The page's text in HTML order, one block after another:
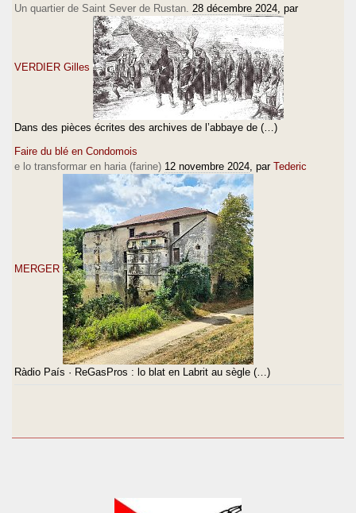
Un quartier de Saint Sever de Rustan. 28 décembre 2024 , par
VERDIER Gilles
Dans des pièces écrites des archives de l’abbaye de (…)
Faire du blé en Condomois
e lo transformar en haria (farine) 12 novembre 2024 , par Tederic
MERGER
Ràdio País · ReGasPros : lo blat en Labrit au sègle (…)